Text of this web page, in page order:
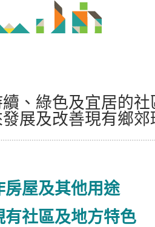
、綠色及宜居的社
展及改善現有鄉郊
房屋及其他用途
有社區及地方特色